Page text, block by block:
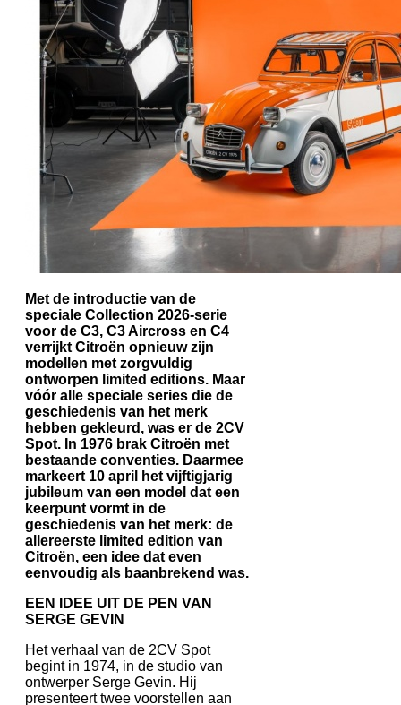
Met de introductie van de
speciale Collection 2026-serie
voor de C3, C3 Aircross en C4
verrijkt Citroën opnieuw zijn
modellen met zorgvuldig
ontworpen limited editions. Maar
vóór alle speciale series die de
geschiedenis van het merk
hebben gekleurd, was er de 2CV
Spot. In 1976 brak Citroën met
bestaande conventies. Daarmee
markeert 10 april het vijftigjarig
jubileum van een model dat een
keerpunt vormt in de
geschiedenis van het merk: de
allereerste limited edition van
Citroën, een idee dat even
eenvoudig als baanbrekend was.
EEN IDEE UIT DE PEN VAN
SERGE GEVIN
Het verhaal van de 2CV Spot
begint in 1974, in de studio van
ontwerper Serge Gevin. Hij
presenteert twee voorstellen aan